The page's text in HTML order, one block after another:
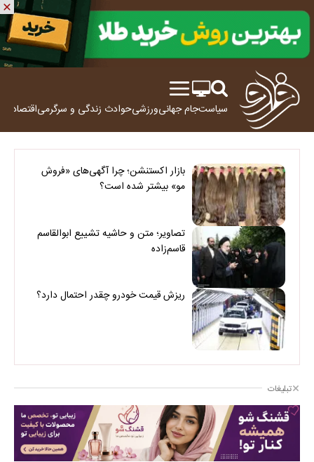
سیاستجام جهانیورزشیحوادث زندگی و سرگرمیاقتصاد
بازار اکستنشن؛ چرا آگهی‌های «فروش
مو» بیشتر شده است؟
تصاویر؛ متن و حاشیه تشییع ابوالقاسم
قاسم‌زاده
ریزش قیمت خودرو چقدر احتمال دارد؟
تبلیغات